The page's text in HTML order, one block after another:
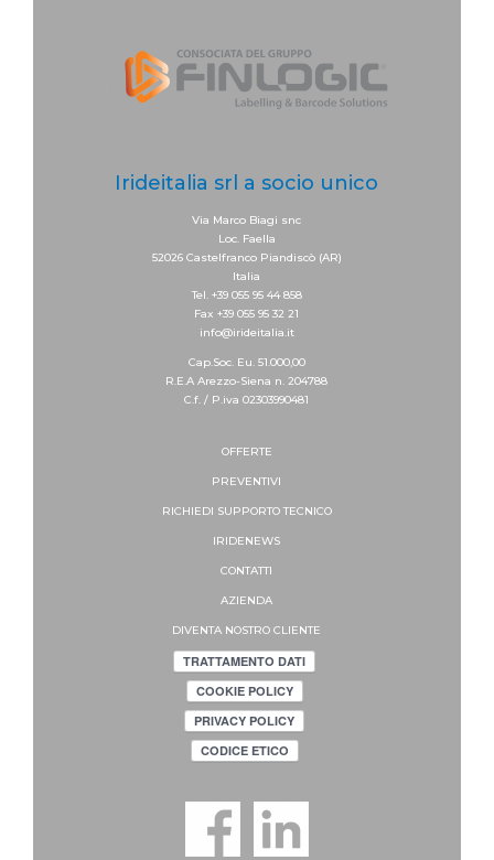
Irideitalia srl a socio unico
Via Marco Biagi snc
Loc. Faella
52026 Castelfranco Piandiscò (AR)
Italia
Tel. +39 055 95 44 858
Fax +39 055 95 32 21
info@irideitalia.it
Cap.Soc. Eu. 51.000,00
R.E.A Arezzo-Siena n. 204788
C.f. / P.iva 02303990481
OFFERTE
PREVENTIVI
RICHIEDI SUPPORTOTECNICO
IRIDENEWS
CONTATTI
AZIENDA
DIVENTA NOSTRO CLIENTE